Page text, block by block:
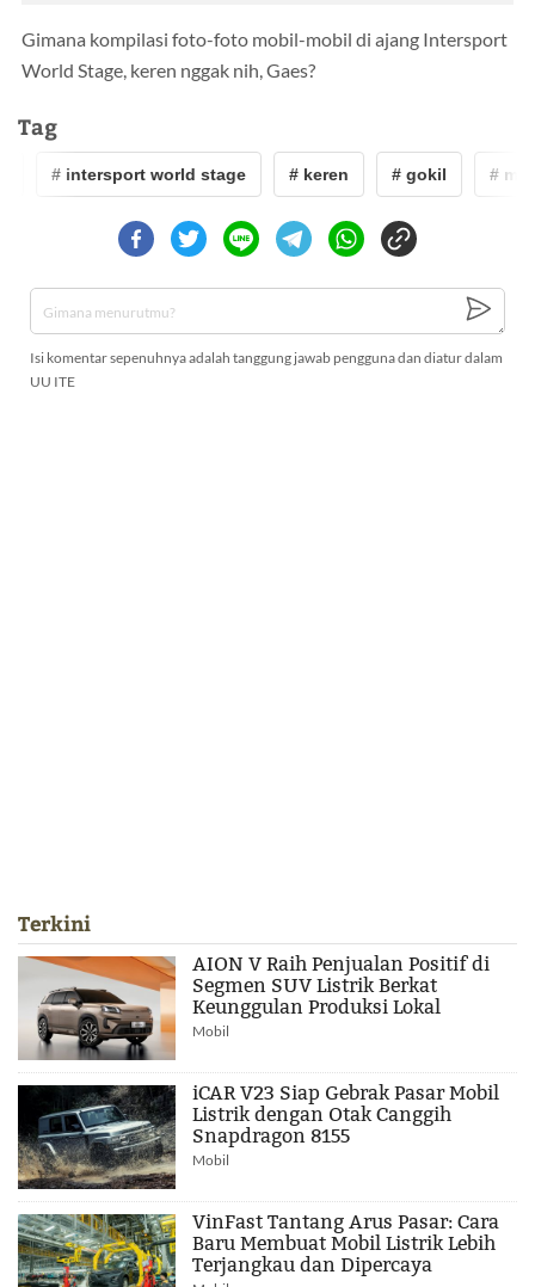
Gimana kompilasi foto-foto mobil-mobil di ajang Intersport
World Stage, keren nggak nih, Gaes?
Tag
# intersport world stage # keren # gokil # mobil
Isi komentar sepenuhnya adalah tanggung jawab pengguna dan diatur dalam
UU ITE
Terkini
AION V Raih Penjualan Positif di
Segmen SUV Listrik Berkat
Keunggulan Produksi Lokal
Mobil
iCAR V23 Siap Gebrak Pasar Mobil
Listrik dengan Otak Canggih
Snapdragon 8155
Mobil
VinFast Tantang Arus Pasar: Cara
Baru Membuat Mobil Listrik Lebih
Terjangkau dan Dipercaya